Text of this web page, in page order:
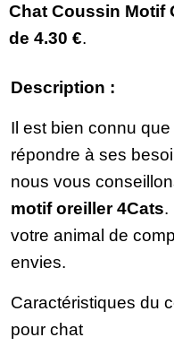
Chat Coussin Motif
de 4.30 €.
Description :
Il est bien connu
répondre à ses
nous vous
motif oreiller 4Cats.
votre animal de
envies.
Caractéristiques du
pour chat